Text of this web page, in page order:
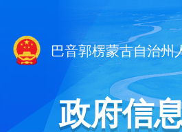
巴音郭楞蒙古自治州
政府信